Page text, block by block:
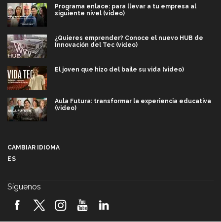
Programa enlace: para llevar a tu empresa al
siguiente nivel (video)
¿Quieres emprender? Conoce el nuevo HUB de
Innovación del Tec (video)
El joven que hizo del baile su vida (video)
Aula Futura: transformar la experiencia educativa
(video)
2026! (video)
CAMBIAR IDIOMA
ES
Síguenos